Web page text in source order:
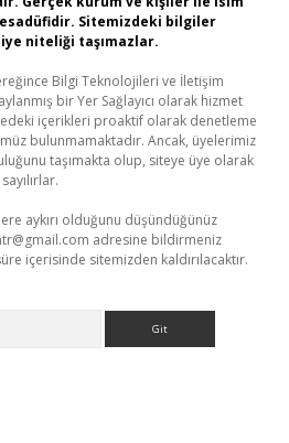
Sitemizdeki bilgiler
niteliği taşımazlar.
Bilgi Teknolojileri ve İletişim
bir Yer Sağlayıcı olarak hizmet
içerikleri proaktif olarak denetleme
bulunmamaktadır. Ancak, üyelerimiz
taşımakta olup, siteye üye olarak
aykırı olduğunu düşündüğünüz
adresine bildirmeniz
içerisinde sitemizden kaldırılacaktır.